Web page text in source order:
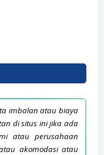
imbalan atau biaya
di situs ini jika ada
atau perusahaan
akomodasi atau